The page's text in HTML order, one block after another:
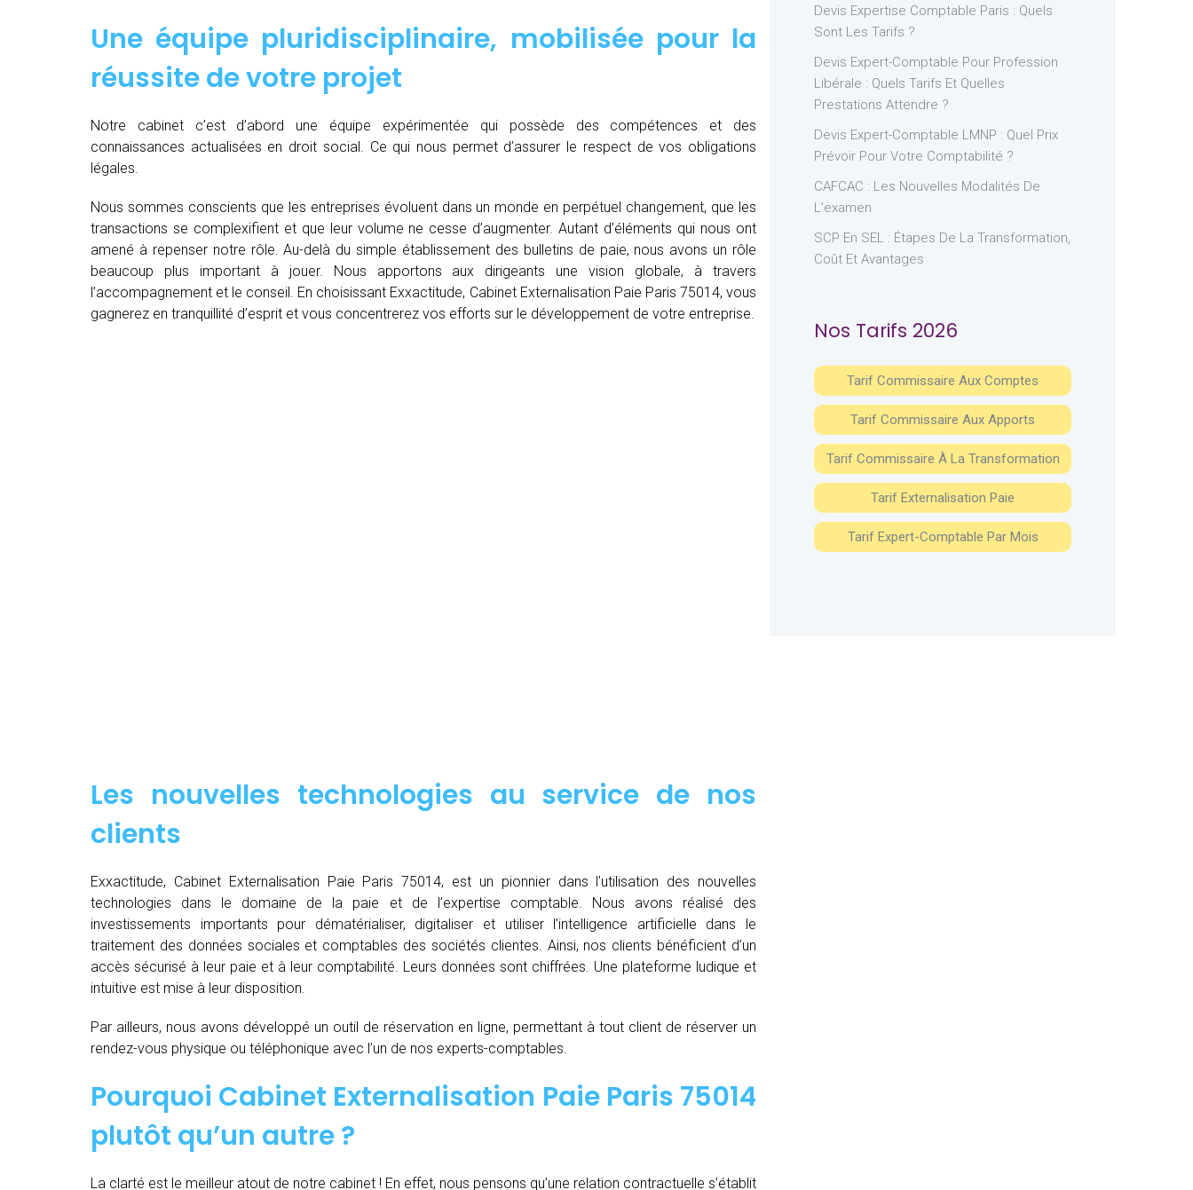
Une équipe pluridisciplinaire, mobilisée pour la
réussite de votre projet
Notre cabinet c’est d’abord une équipe expérimentée qui possède des compétences et des
connaissances actualisées en droit social. Ce qui nous permet d’assurer le respect de vos obligations
légales.
Nous sommes conscients que les entreprises évoluent dans un monde en perpétuel changement, que les
transactions se complexifient et que leur volume ne cesse d’augmenter. Autant d’éléments qui nous ont
amené à repenser notre rôle. Au-delà du simple établissement des bulletins de paie, nous avons un rôle
beaucoup plus important à jouer. Nous apportons aux dirigeants une vision globale, à travers
l’accompagnement et le conseil. En choisissant Exxactitude, Cabinet Externalisation Paie Paris 75014, vous
gagnerez en tranquillité d’esprit et vous concentrerez vos efforts sur le développement de votre entreprise.
Les nouvelles technologies au service de nos
clients
Exxactitude, Cabinet Externalisation Paie Paris 75014, est un pionnier dans l’utilisation des nouvelles
technologies dans le domaine de la paie et de l’expertise comptable. Nous avons réalisé des
investissements importants pour dématérialiser, digitaliser et utiliser l’intelligence artificielle dans le
traitement des données sociales et comptables des sociétés clientes. Ainsi, nos clients bénéficient d’un
accès sécurisé à leur paie et à leur comptabilité. Leurs données sont chiffrées. Une plateforme ludique et
intuitive est mise à leur disposition.
Par ailleurs, nous avons développé un outil de réservation en ligne, permettant à tout client de réserver un
rendez-vous physique ou téléphonique avec l’un de nos experts-comptables.
Pourquoi Cabinet Externalisation Paie Paris 75014
plutôt qu’un autre ?
La clarté est le meilleur atout de notre cabinet ! En effet, nous pensons qu’une relation contractuelle s’établit
Devis Expertise Comptable Paris : Quels
Sont Les Tarifs ?
Devis Expert-Comptable Pour Profession
Libérale : Quels Tarifs Et Quelles
Prestations Attendre ?
Devis Expert-Comptable LMNP : Quel Prix
Prévoir Pour Votre Comptabilité ?
CAFCAC : Les Nouvelles Modalités De
L’examen
SCP En SEL : Étapes De La Transformation,
Coût Et Avantages
Nos Tarifs 2026
Tarif Commissaire Aux Comptes
Tarif Commissaire Aux Apports
Tarif Commissaire À La Transformation
Tarif Externalisation Paie
Tarif Expert-Comptable Par Mois